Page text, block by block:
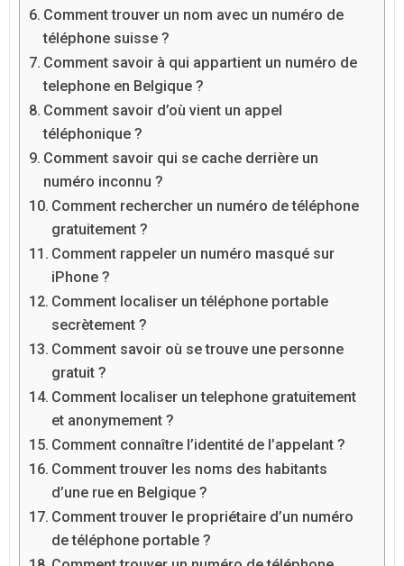
Comment trouver un nom avec un numéro de
téléphone suisse ?
Comment savoir à qui appartient un numéro de
telephone en Belgique ?
Comment savoir d’où vient un appel
téléphonique ?
Comment savoir qui se cache derrière un
numéro inconnu ?
Comment rechercher un numéro de téléphone
gratuitement ?
Comment rappeler un numéro masqué sur
iPhone ?
Comment localiser un téléphone portable
secrètement ?
Comment savoir où se trouve une personne
gratuit ?
Comment localiser un telephone gratuitement
et anonymement ?
Comment connaître l’identité de l’appelant ?
Comment trouver les noms des habitants
d’une rue en Belgique ?
Comment trouver le propriétaire d’un numéro
de téléphone portable ?